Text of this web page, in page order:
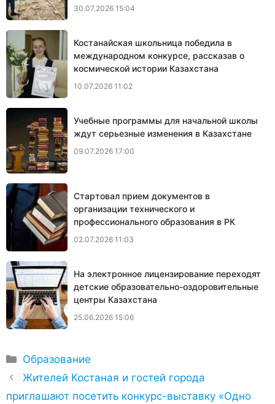
30.07.2026 15:04
Костанайская школьница победила в
международном конкурсе, рассказав о
космической истории Казахстана
10.07.2026 11:02
Учебные программы для начальной школы
ждут серьезные изменения в Казахстане
09.07.2026 17:00
Cтартовал прием документов в
организации технического и
профессионального образования в РК
02.07.2026 11:03
На электронное лицензирование переходят
детские образовательно-оздоровительные
центры Казахстана
25.06.2026 15:06
Рубрики
Образование
Жителей Костаная и гостей города
приглашают посетить конкурс-выставку «Одно